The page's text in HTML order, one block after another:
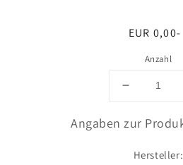
Normaler
EUR 0,00-
Anzahl
Verringere
Menge
Montage
Angaben zur
Hersteller: